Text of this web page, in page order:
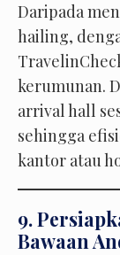
Daripada
hailing,
kerumunan.
arrival hall
sehingga
kantor atau
9.
Bawaan